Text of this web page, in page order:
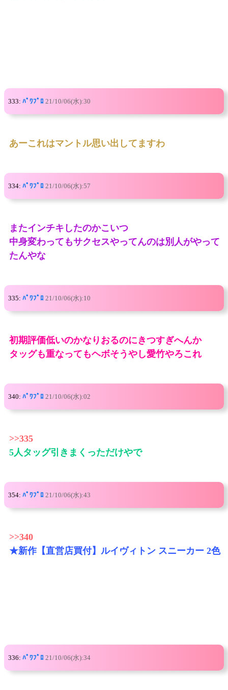
333: ﾊﾟﾜﾌﾟﾛ 21/10/06(水):30
あーこれはマントル思い出してますわ
334: ﾊﾟﾜﾌﾟﾛ 21/10/06(水):57
またインチキしたのかこいつ
中身変わってもサクセスやってんのは別人がやって
たんやな
335: ﾊﾟﾜﾌﾟﾛ 21/10/06(水):10
初期評価低いのかなりおるのにきつすぎへんか
タッグも重なってもヘボそうやし愛竹やろこれ
340: ﾊﾟﾜﾌﾟﾛ 21/10/06(水):02
>>335
5人タッグ引きまくっただけやで
354: ﾊﾟﾜﾌﾟﾛ 21/10/06(水):43
>>340
★新作【直営店買付】ルイヴィトン スニーカー 2色
336: ﾊﾟﾜﾌﾟﾛ 21/10/06(水):34